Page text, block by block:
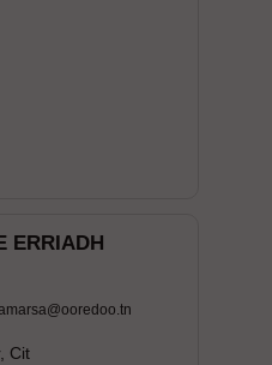
ERRIADH
Cit